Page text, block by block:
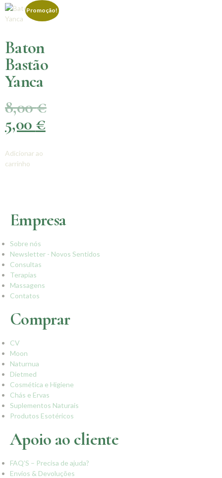
Promoção!
Baton
Bastão
Yanca
8,00€
5,00 €
Adicionar ao
carrinho
Empresa
Sobre nós
Newsletter - Novos Sentidos
Consultas
Terapias
Massagens
Contatos
Comprar
CV
Moon
Naturnua
Dietmed
Cosmética e Higiene
Chás e Ervas
Suplementos Naturais
Produtos Esotéricos
Apoio ao cliente
FAQ’S – Precisa de ajuda?
Envios & Devoluções